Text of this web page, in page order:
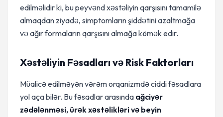
edilməlidir ki, bu peyvənd xəstəliyin qarşısını tamamilə
almaqdan ziyadə, simptomların şiddətini azaltmağa
və ağır formaların qarşısını almağa kömək edir.
Xəstəliyin Fəsadları və Risk Faktorları
Müalicə edilməyən vərəm orqanizmdə ciddi fəsadlara
yol aça bilər. Bu fəsadlar arasında ağciyər
zədələnməsi, ürək xəstəlikləri və beyin